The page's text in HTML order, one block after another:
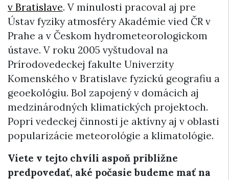
v Bratislave. V minulosti pracoval aj pre
Ústav fyziky atmosféry Akadémie vied ČR v
Prahe a v Českom hydrometeorologickom
ústave. V roku 2005 vyštudoval na
Prírodovedeckej fakulte Univerzity
Komenského v Bratislave fyzickú geografiu a
geoekológiu. Bol zapojený v domácich aj
medzinárodných klimatických projektoch.
Popri vedeckej činnosti je aktívny aj v oblasti
popularizácie meteorológie a klimatológie.
Viete v tejto chvíli aspoň približne
predpovedať, aké počasie budeme mať na